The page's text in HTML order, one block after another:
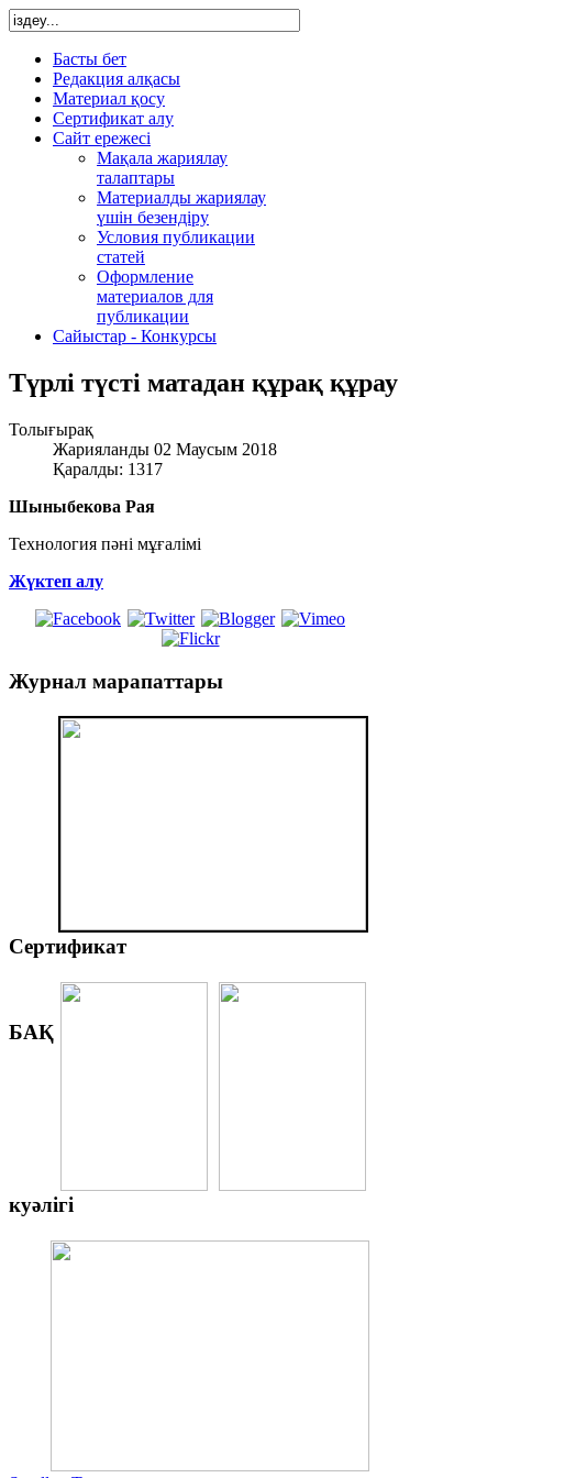
Басты бет
Редакция алқасы
Материал қосу
Сертификат алу
Сайт ережесі
Мақала жариялау
талаптары
Материалды жариялау
үшін безендіру
Условия публикации
статей
Оформление
материалов для
публикации
Сайыстар - Конкурсы
Түрлі түсті матадан құрақ құрау
Толығырақ
Жарияланды 02 Маусым 2018
Қаралды: 1317
Шыныбекова Рая
Технология пәні мұғалімі
Жүктеп алу
Журнал марапаттары
Сертификат
БАҚ
куәлігі